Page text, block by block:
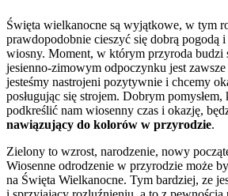
Święta wielkanocne są wyjątkowe, w tym
prawdopodobnie cieszyć się dobrą pogodą
wiosny. Moment, w którym przyroda budzi
jesienno-zimowym odpoczynku jest
jesteśmy nastrojeni pozytywnie i chcemy
posługując się strojem. Dobrym
podkreślić nam wiosenny czas i okazję,
nawiązujący do kolorów w przyrodzie.
Zielony to wzrost, narodzenie, nowy
Wiosenne odrodzenie w przyrodzie może
na Święta Wielkanocne. Tym bardziej, ze